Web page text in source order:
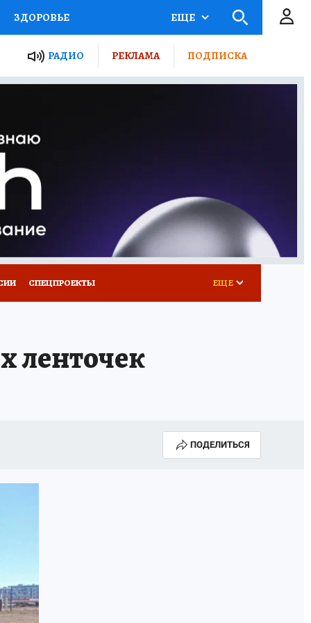
ЗДОРОВЬЕ
РОССИИ
ПУТЕВОДИТЕЛЬ
ПОТРЕБИТЕЛЯ
ЕЩЕ
РАДИО РЕКЛАМА ПОДПИСКА
СПЕЦПРОЕКТЫ ЕЩЕ
ленточек
ПОДЕЛИТЬСЯ